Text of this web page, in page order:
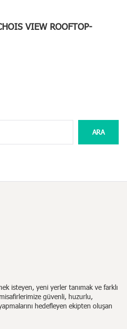
VIEW ROOFTOP-
ARA
isteyen, yeni yerler tanımak ve farklı
güvenli, huzurlu,
hedefleyen ekipten oluşan